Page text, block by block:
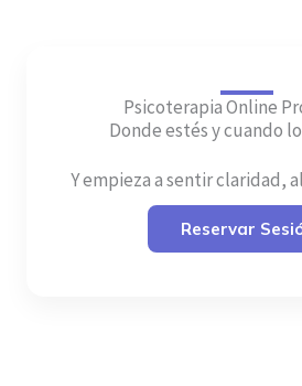
Psicoterapia Online
Donde estés y cuando
Y empieza a sentir claridad,
Reservar